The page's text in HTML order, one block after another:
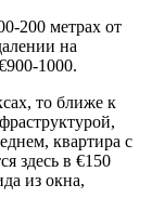
200 метрах от
на
1000.
то ближе к
квартира с
здесь в €150
из окна,